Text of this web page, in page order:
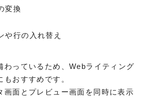
変換
や行の入れ替え
わっているため、Webライティング
おすすめです。
画面とプレビュー画面を同時に表示